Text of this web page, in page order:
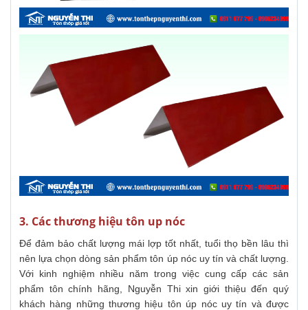
3. Các thương hiệu tôn up nóc
Để đảm bảo chất lượng mái lợp tốt nhất, tuổi thọ bền lâu thì
nên lựa chọn dòng sản phẩm tôn úp nóc uy tín và chất lượng.
Với kinh nghiệm nhiều năm trong việc cung cấp các sản
phẩm tôn chính hãng, Nguyễn Thi xin giới thiệu đến quý
khách hàng những thương hiệu tôn úp nóc uy tín và được